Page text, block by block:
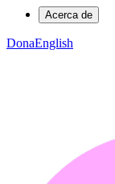
Acerca de
DonaEnglish